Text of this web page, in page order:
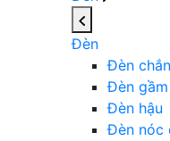
Đèn
Đèn
Đèn
Đèn hậu
Đèn nóc